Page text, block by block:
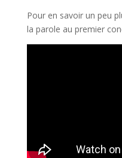
Pour en savoir un peu
la parole au premier